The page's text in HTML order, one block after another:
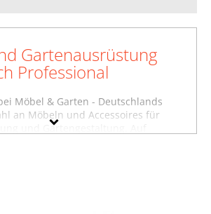
Gartenausrüstung
Professional
Möbel & Garten - Deutschlands
an Möbeln und Accessoires für
und Gartengestaltung. Auf